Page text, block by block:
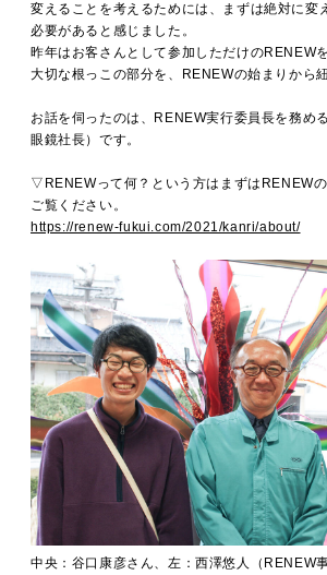
変えることを考えるためには、まずは絶対に変
必要があると感じました。
昨年はお客さんとして参加しただけのRENEW
大切な根っこの部分を、RENEWの始まりから
お話を伺ったのは、RENEW実行委員長を務め
眼鏡社長）です。
▽RENEWって何？という方はまずはRENEW
ご覧ください。
https://renew-fukui.com/2021/kanri/about/
中央：谷口康彦さん、左：西澤悠人（RENEW